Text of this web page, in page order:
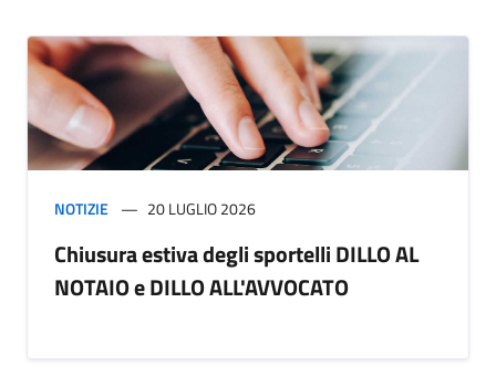
NOTIZIE 20 LUGLIO 2026
Chiusura estiva degli sportelli DILLO AL
NOTAIO e DILLO ALL'AVVOCATO